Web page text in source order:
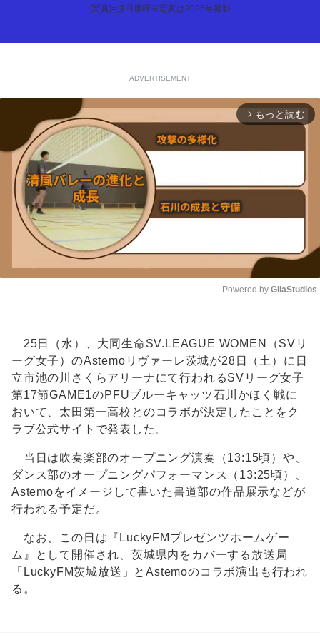
[写真]=須田康暉※写真は2025年撮影
ADVERTISEMENT
arrow_forward_ios もっと読む
Powered by GliaStudios
25日（水）、大同生命SV.LEAGUE WOMEN（SVリ
ーグ女子）のAstemoリヴァーレ茨城が28日（土）に日
立市池の川さくらアリーナにて行われるSVリーグ女子
第17節GAME1のPFUブルーキャッツ石川かほく戦に
おいて、太田第一高校とのコラボが決定したことをク
ラブ公式サイトで発表した。
当日は吹奏楽部のオープニング演奏（13:15頃）や、
ダンス部のオープニングパフォーマンス（13:25頃）、
Astemoをイメージして書いた書道部の作品展示などが
行われる予定だ。
なお、この日は『LuckyFMプレゼンツホームゲー
ム』として開催され、茨城県内をカバーする放送局
「LuckyFM茨城放送」とAstemoのコラボ演出も行われ
る。